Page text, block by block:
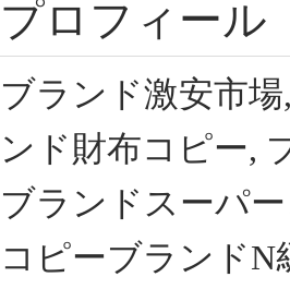
プロフィール
ブランド激安市
ンド財布コピー,
ブランドスーパ
コピーブランドN